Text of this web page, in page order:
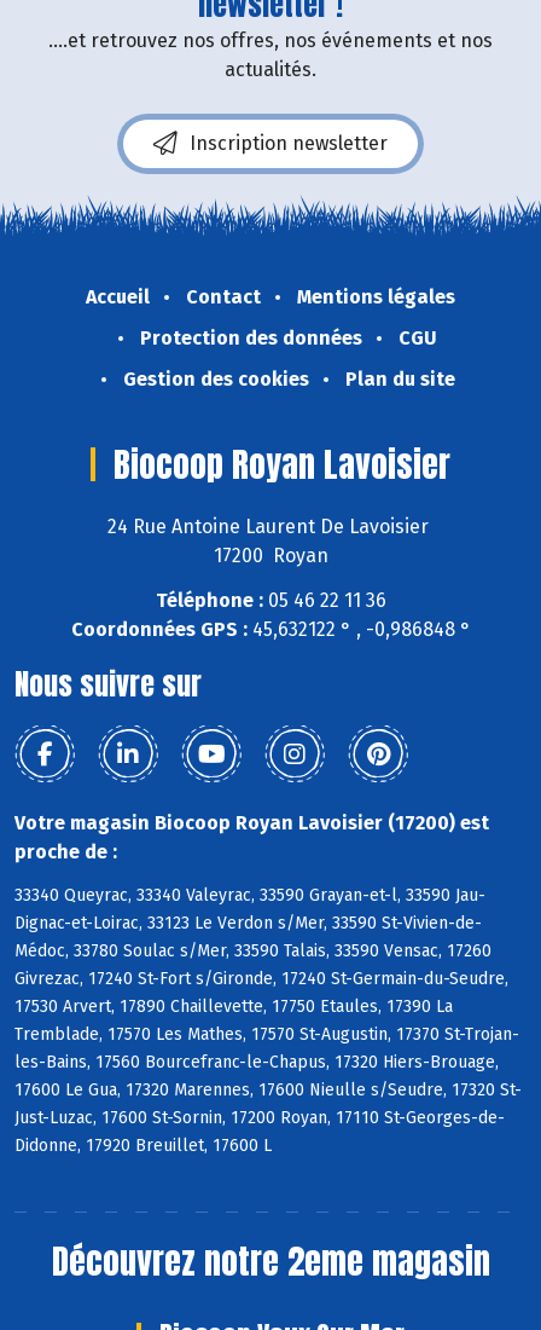
....et retrouvez nos offres, nos événements et nos
actualités.
Inscription newsletter
Accueil Contact
Mentions légales
Protection des données
CGU
Gestion des cookies
Plan du site
Biocoop Royan Lavoisier
24 Rue Antoine Laurent De Lavoisier
17200 Royan
Téléphone :05 46 22 11 36
Coordonnées GPS :45,632122 ° , -0,986848 °
Nous suivre sur
Votre magasin Biocoop Royan Lavoisier (17200) est
proche de :
33340 Queyrac, 33340 Valeyrac, 33590 Grayan-et-l, 33590 Jau-
Dignac-et-Loirac, 33123 Le Verdon s/Mer, 33590 St-Vivien-de-
Médoc, 33780 Soulac s/Mer, 33590 Talais, 33590 Vensac, 17260
Givrezac, 17240 St-Fort s/Gironde, 17240 St-Germain-du-Seudre,
17530 Arvert, 17890 Chaillevette, 17750 Etaules, 17390 La
Tremblade, 17570 Les Mathes, 17570 St-Augustin, 17370 St-Trojan-
les-Bains, 17560 Bourcefranc-le-Chapus, 17320 Hiers-Brouage,
17600 Le Gua, 17320 Marennes, 17600 Nieulle s/Seudre, 17320 St-
Just-Luzac, 17600 St-Sornin, 17200 Royan, 17110 St-Georges-de-
Didonne, 17920 Breuillet, 17600 L
Découvrez notre 2eme magasin